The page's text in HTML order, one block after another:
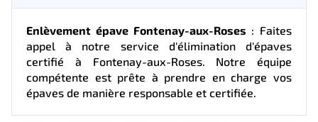
Enlèvement épave Fontenay-aux-Roses : Faites
appel à notre service d'élimination d'épaves
certifié à Fontenay-aux-Roses. Notre équipe
compétente est prête à prendre en charge vos
épaves de manière responsable et certifiée.